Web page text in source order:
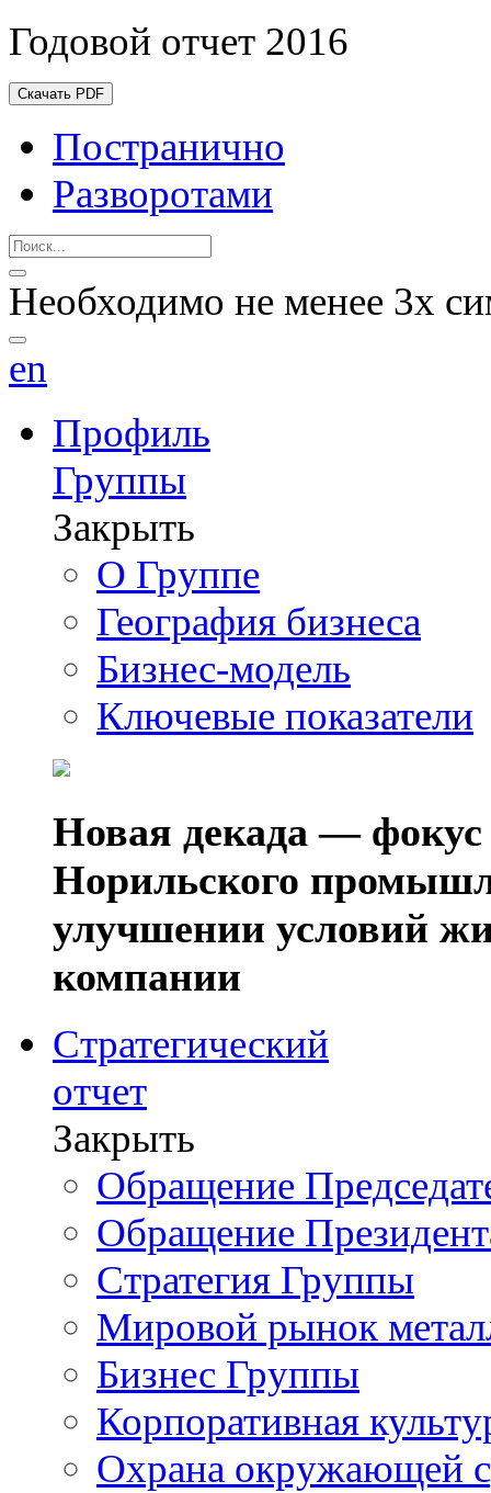
Годовой отчет 2016
Скачать PDF
Постранично
Разворотами
Необходимо не менее 3х
en
Профиль
Группы
Закрыть
О Группе
География бизнеса
Бизнес-модель
Ключевые показатели
Новая декада — фокус
Норильского
улучшении условий
компании
Стратегический
отчет
Закрыть
Обращение
Обращение
Стратегия Группы
Мировой рынок
Бизнес Группы
Корпоративная
Охрана окружающей